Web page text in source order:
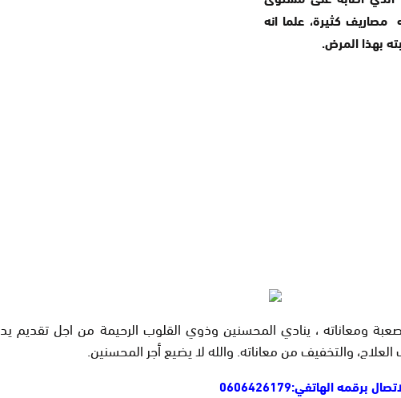
مصاريف كثيرة، علما انه
بهذا المرض.
ومعاناته ، ينادي المحسنين وذوي القلوب الرحيمة من اجل تقديم يد
والتخفيف من معاناته. والله لا يضيع أجر المحسنين.
الهاتفي:0606426179